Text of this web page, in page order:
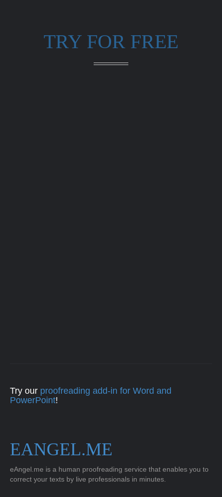
TRY FOR FREE
Try our proofreading add-in for Word and
PowerPoint!
EANGEL.ME
eAngel.me is a human proofreading service that enables you to
correct your texts by live professionals in minutes.